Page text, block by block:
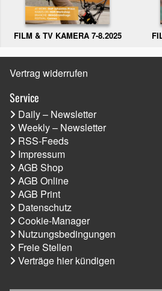
FILM & TV KAMERA 7-8.2025
Vertrag widerrufen
Service
Daily – Newsletter
Weekly – Newsletter
RSS-Feeds
Impressum
AGB Shop
AGB Online
AGB Print
Datenschutz
Cookie-Manager
Nutzungsbedingungen
Freie Stellen
Verträge hier kündigen